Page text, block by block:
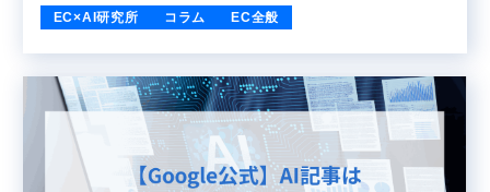
EC×AI研究所 コラム EC全般